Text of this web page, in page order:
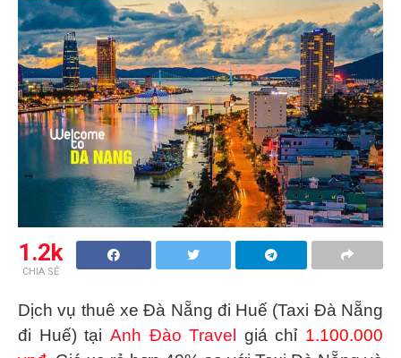
1.2k
CHIA SẺ
Dịch vụ thuê xe Đà Nẵng đi Huế (Taxi Đà Nẵng
đi Huế) tại Anh Đào Travel giá chỉ 1.100.000